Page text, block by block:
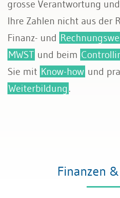
Bau & Immobilien
grosse Verantwortung
Ihre Zahlen nicht aus der
Finanz- und
MWST und beim
Sie mit Know-how und
Weiterbildung .
Finanzen